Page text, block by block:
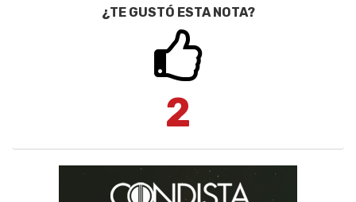
¿TE GUSTÓ ESTA NOTA?
2